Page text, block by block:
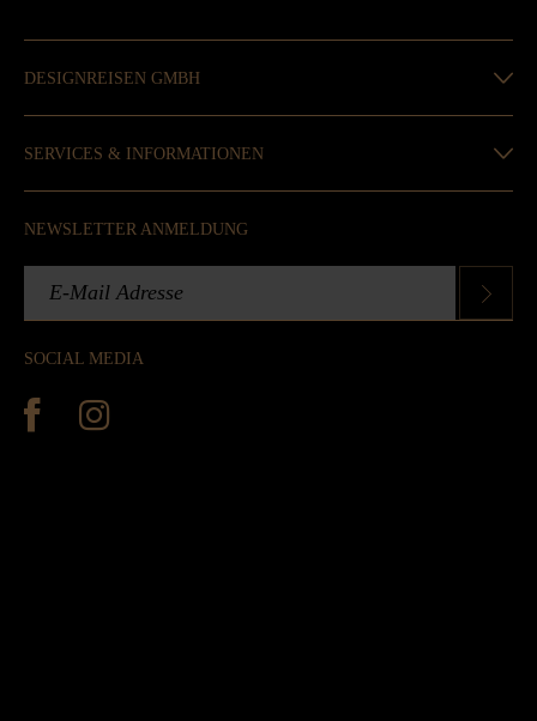
DESIGNREISEN GMBH
SERVICES & INFORMATIONEN
SOCIAL MEDIA
NEWSLETTER ANMELDUNG